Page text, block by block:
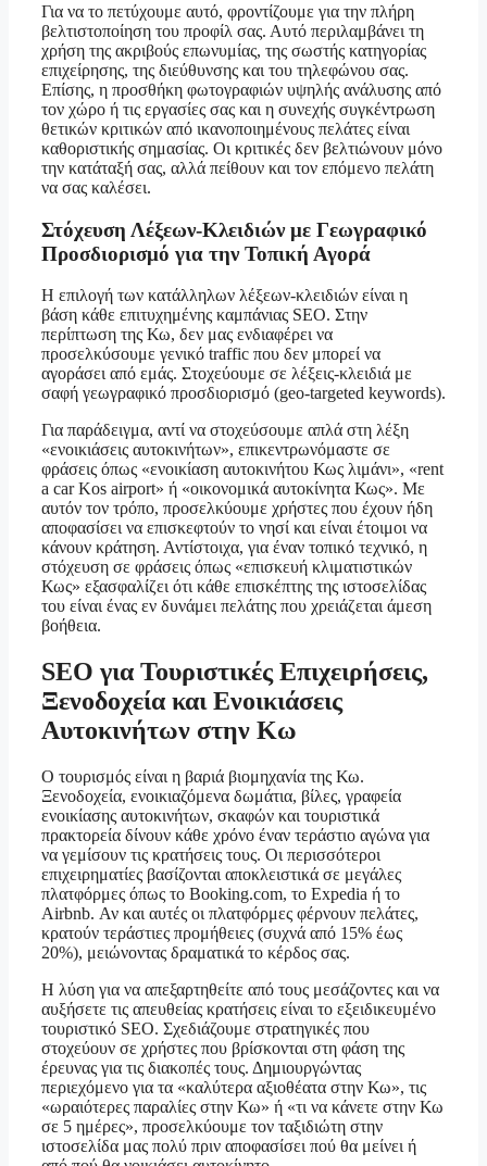
Για να το πετύχουμε αυτό, φροντίζουμε για την πλήρη
βελτιστοποίηση του προφίλ σας. Αυτό περιλαμβάνει τη
χρήση της ακριβούς επωνυμίας, της σωστής κατηγορίας
επιχείρησης, της διεύθυνσης και του τηλεφώνου σας.
Επίσης, η προσθήκη φωτογραφιών υψηλής ανάλυσης από
τον χώρο ή τις εργασίες σας και η συνεχής συγκέντρωση
θετικών κριτικών από ικανοποιημένους πελάτες είναι
καθοριστικής σημασίας. Οι κριτικές δεν βελτιώνουν μόνο
την κατάταξή σας, αλλά πείθουν και τον επόμενο πελάτη
να σας καλέσει.
Στόχευση Λέξεων-Κλειδιών με Γεωγραφικό
Προσδιορισμό για την Τοπική Αγορά
Η επιλογή των κατάλληλων λέξεων-κλειδιών είναι η
βάση κάθε επιτυχημένης καμπάνιας SEO. Στην
περίπτωση της Κω, δεν μας ενδιαφέρει να
προσελκύσουμε γενικό traffic που δεν μπορεί να
αγοράσει από εμάς. Στοχεύουμε σε λέξεις-κλειδιά με
σαφή γεωγραφικό προσδιορισμό (geo-targeted keywords).
Για παράδειγμα, αντί να στοχεύσουμε απλά στη λέξη
«ενοικιάσεις αυτοκινήτων», επικεντρωνόμαστε σε
φράσεις όπως «ενοικίαση αυτοκινήτου Κως λιμάνι», «rent
a car Kos airport» ή «οικονομικά αυτοκίνητα Κως». Με
αυτόν τον τρόπο, προσελκύουμε χρήστες που έχουν ήδη
αποφασίσει να επισκεφτούν το νησί και είναι έτοιμοι να
κάνουν κράτηση. Αντίστοιχα, για έναν τοπικό τεχνικό, η
στόχευση σε φράσεις όπως «επισκευή κλιματιστικών
Κως» εξασφαλίζει ότι κάθε επισκέπτης της ιστοσελίδας
του είναι ένας εν δυνάμει πελάτης που χρειάζεται άμεση
βοήθεια.
SEO για Τουριστικές Επιχειρήσεις,
Ξενοδοχεία και Ενοικιάσεις
Αυτοκινήτων στην Κω
Ο τουρισμός είναι η βαριά βιομηχανία της Κω.
Ξενοδοχεία, ενοικιαζόμενα δωμάτια, βίλες, γραφεία
ενοικίασης αυτοκινήτων, σκαφών και τουριστικά
πρακτορεία δίνουν κάθε χρόνο έναν τεράστιο αγώνα για
να γεμίσουν τις κρατήσεις τους. Οι περισσότεροι
επιχειρηματίες βασίζονται αποκλειστικά σε μεγάλες
πλατφόρμες όπως το Booking.com, το Expedia ή το
Airbnb. Αν και αυτές οι πλατφόρμες φέρνουν πελάτες,
κρατούν τεράστιες προμήθειες (συχνά από 15% έως
20%), μειώνοντας δραματικά το κέρδος σας.
Η λύση για να απεξαρτηθείτε από τους μεσάζοντες και να
αυξήσετε τις απευθείας κρατήσεις είναι το εξειδικευμένο
τουριστικό SEO. Σχεδιάζουμε στρατηγικές που
στοχεύουν σε χρήστες που βρίσκονται στη φάση της
έρευνας για τις διακοπές τους. Δημιουργώντας
περιεχόμενο για τα «καλύτερα αξιοθέατα στην Κω», τις
«ωραιότερες παραλίες στην Κω» ή «τι να κάνετε στην Κω
σε 5 ημέρες», προσελκύουμε τον ταξιδιώτη στην
ιστοσελίδα μας πολύ πριν αποφασίσει πού θα μείνει ή